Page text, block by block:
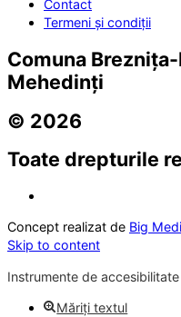
Contact
Termeni și condiții
Comuna
Mehedinți
© 2026
Toate drepturile
Concept realizat de Big
Skip to content
Instrumente de accesibilitate
Măriți textul